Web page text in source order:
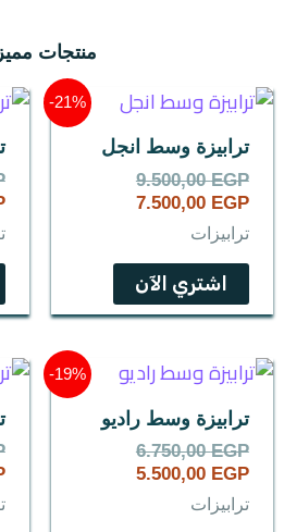
منتجات
21%-
ترابيزة وسط انجل
9.500,00EGP
السعر
الأصلي
هو:
7.500,00 EGP
السعر
الحالي
هو:
ترابيزات
اشتري الآن
19%-
ترابيزة وسط راديو
6.750,00EGP
السعر
الأصلي
هو:
6.750,00 EGP.
5.500,00 EGP
السعر
الحالي
هو:
5.500,00 EGP.
ترابيزات